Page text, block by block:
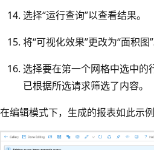
选择“运行查询”以查看结果。
将“可视化效果”更改为“面积图”
选择要在第一个网格中选中的
已根据所选请求筛选了内容。
在编辑模式下，生成的报表如此示例